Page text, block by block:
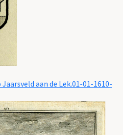
aan de Lek.01-01-1610-